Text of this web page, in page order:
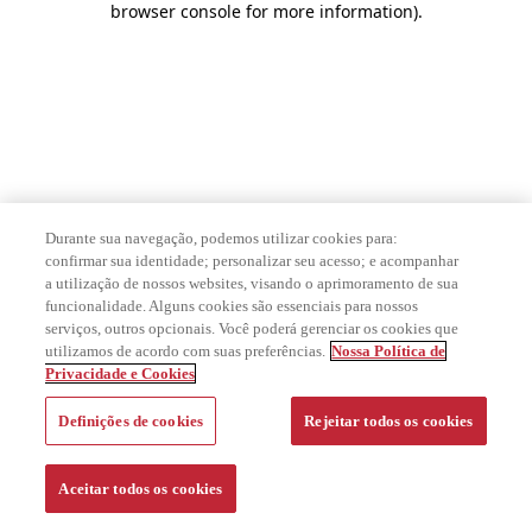
browser console for more information).
Durante sua navegação, podemos utilizar cookies para:
confirmar sua identidade; personalizar seu acesso; e acompanhar
a utilização de nossos websites, visando o aprimoramento de sua
funcionalidade. Alguns cookies são essenciais para nossos
serviços, outros opcionais. Você poderá gerenciar os cookies que
utilizamos de acordo com suas preferências. Nossa Política de
Privacidade e Cookies
Definições de cookies Rejeitar todos os cookies
Aceitar todos os cookies